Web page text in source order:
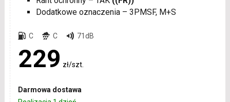
Dodatkowe oznaczenia – 3PMSF, M+S
C C 71dB
229 zł/szt.
Darmowa dostawa